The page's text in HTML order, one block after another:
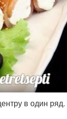
в один